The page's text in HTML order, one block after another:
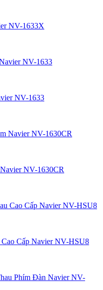
NV-1633X
NV-1633
NV-1630CR
Cấp Navier NV-HSU8